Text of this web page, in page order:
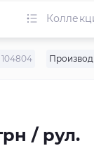
104804
/ рул.